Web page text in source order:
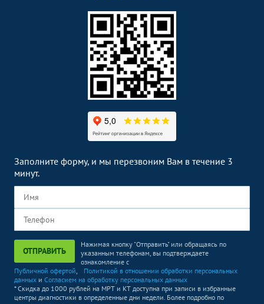
Заполните форму, и мы перезвоним Вам в течение 3
минут.
ОТПРАВИТЬ
Нажимая кнопку "Отправить" или обращаясь по
указанным телефонам, вы подтверждаете
ознакомление с
Публичной офертой,
Политикой в отношении обработки персональных
данных и Согласием на обработку персональных данных
* Скидка до 1000 рублей на МРТ и КТ доступна при записи в избранные
центры диагностики в определенные дни недели. Более подробно по